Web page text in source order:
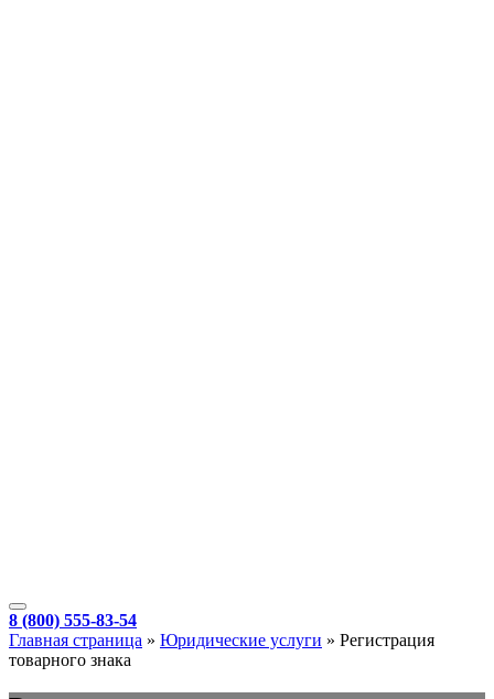
8 (800) 555-83-54
Главная страница » Юридические услуги » Регистрация
товарного знака